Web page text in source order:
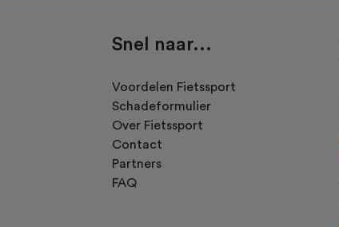
Snel naar...
Voordelen Fietssport
Schadeformulier
Over Fietssport
Contact
Partners
FAQ